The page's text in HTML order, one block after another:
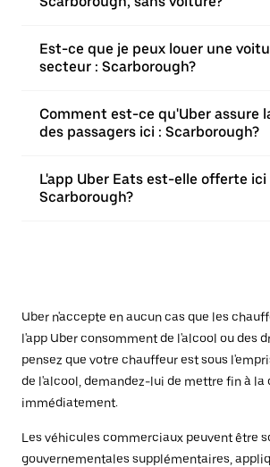
Est-ce que je peux louer une
secteur : Scarborough?
Comment est-ce qu'Uber assure
des passagers ici : Scarborough?
L'app Uber Eats est-elle offerte ici
Scarborough?
Uber n'accepte en aucun cas que les
l'app Uber consomment de l'alcool ou des
pensez que votre chauffeur est sous
de l'alcool, demandez-lui de mettre fin à la
immédiatement.
Les véhicules commerciaux peuvent être
gouvernementales supplémentaires,